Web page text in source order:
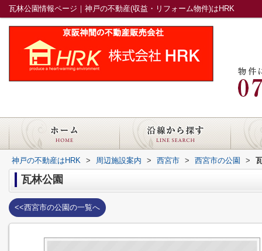
瓦林公園情報ページ｜神戸の不動産(収益・リフォーム物件)はHRK
神戸の不動産はHRK > 周辺施設案内 > 西宮市 > 西宮市の公園 >
瓦林公園
<<西宮市の公園の一覧へ